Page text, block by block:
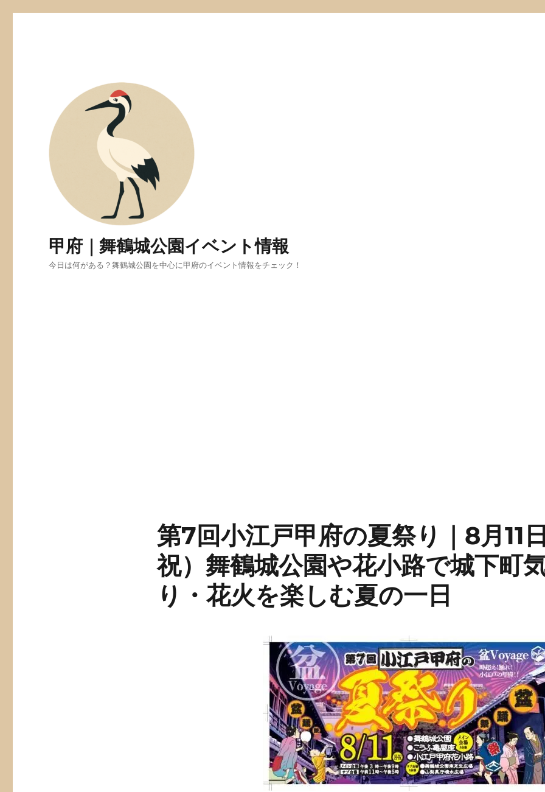
甲府｜舞鶴城公園イベント情報
今日は何がある？舞鶴城公園を中心に甲府のイベント情報をチェック！
第7回小江戸甲府の夏祭り｜8月11
祝）舞鶴城公園や花小路で城下町
り・花火を楽しむ夏の一日